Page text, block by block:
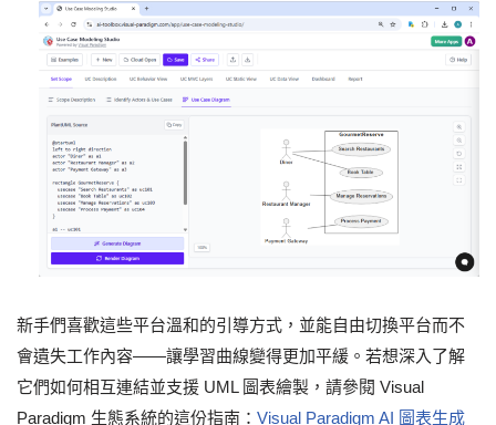
新手們喜歡這些平台溫和的引導方式，並能自由切換平台而不
會遺失工作內容——讓學習曲線變得更加平緩。若想深入了解
它們如何相互連結並支援 UML 圖表繪製，請參閱 Visual
Paradigm 生態系統的這份指南： Visual Paradigm AI 圖表生成